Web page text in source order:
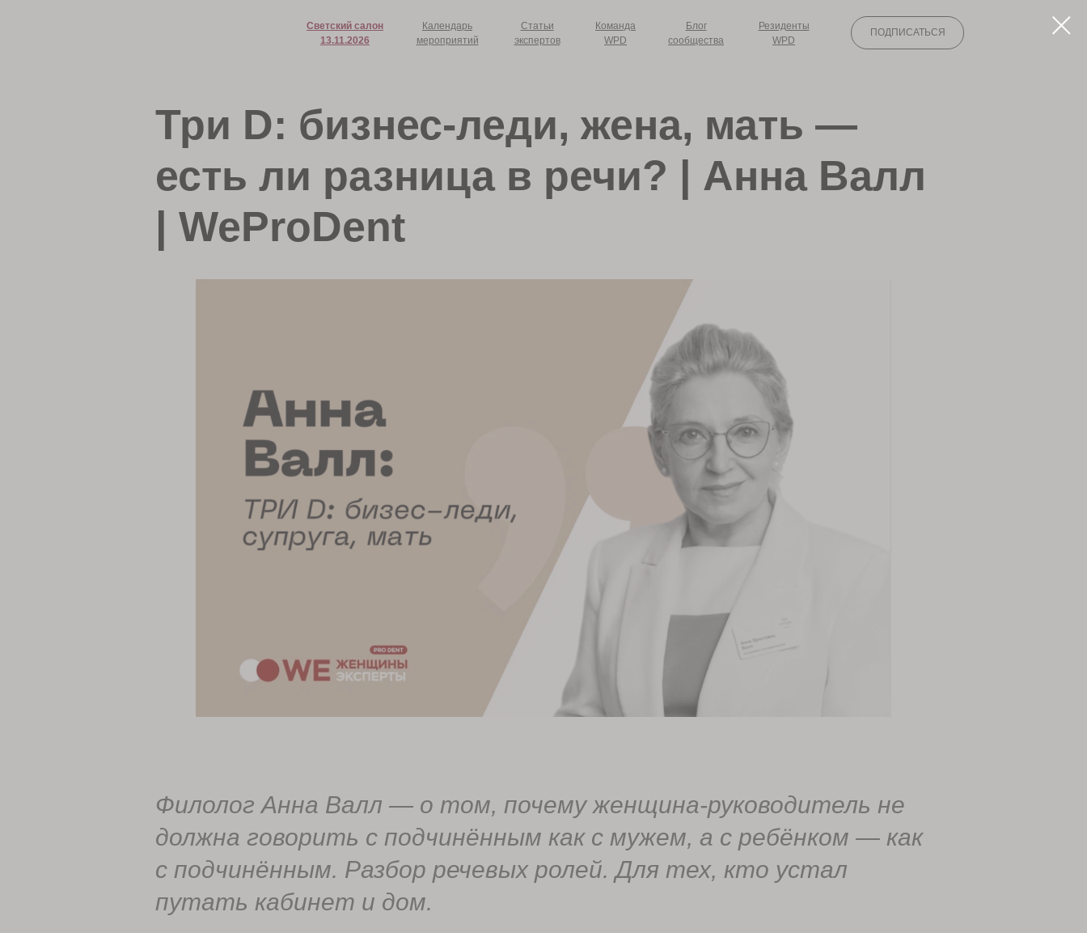
Светский салон
13.11.2026
Резиденты
WPD
Команда
WPD
Блог
сообщества
Статьи
экспертов
Календарь
мероприятий
ПОДПИСАТЬСЯ
Три D: бизнес-леди, жена, мать —
есть ли разница в речи? | Анна Валл
| WeProDent
Филолог Анна Валл — о том, почему женщина-руководитель не
должна говорить с подчинённым как с мужем, а с ребёнком — как
с подчинённым. Разбор речевых ролей. Для тех, кто устал
путать кабинет и дом.